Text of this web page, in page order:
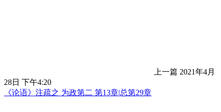
上一篇 2021年4月
28日 下午4:20
《论语》注疏之 为政第二 第13章|总第29章